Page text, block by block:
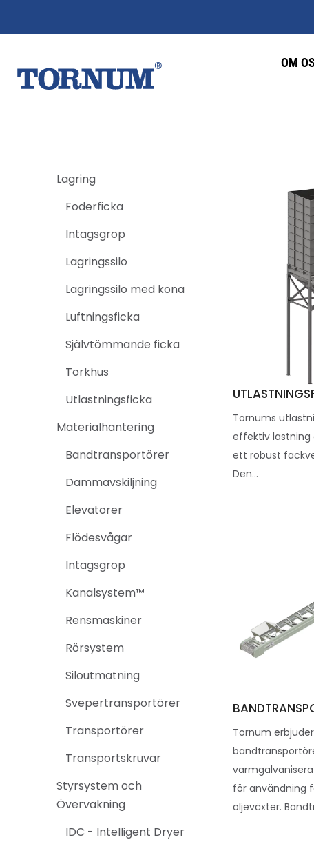
OM
Lagring
Foderficka
Intagsgrop
Lagringssilo
Lagringssilo med kona
Luftningsficka
Självtömmande ficka
Torkhus
Utlastningsficka
Materialhantering
Bandtransportörer
Dammavskiljning
Elevatorer
Flödesvågar
Intagsgrop
Kanalsystem™
Rensmaskiner
Rörsystem
Siloutmatning
Svepertransportörer
Transportörer
Transportskruvar
Styrsystem och
Övervakning
IDC - Intelligent Dryer
Tornums
effektiv lastning
ett robust
Den...
Tornum
för användning
oljeväxter.